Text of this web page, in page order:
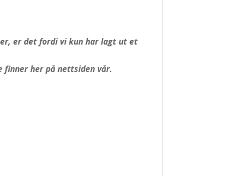
er det fordi vi kun har lagt ut et
finner her på nettsiden vår.